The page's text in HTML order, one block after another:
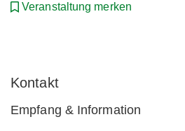
Veranstaltung merken
Kontakt
Empfang & Information